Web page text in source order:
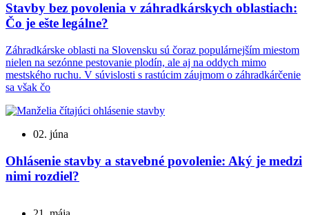
Stavby bez povolenia v záhradkárskych oblastiach:
Čo je ešte legálne?
Záhradkárske oblasti na Slovensku sú čoraz populárnejším miestom
nielen na sezónne pestovanie plodín, ale aj na oddych mimo
mestského ruchu. V súvislosti s rastúcim záujmom o záhradkárčenie
sa však čo
02. júna
Ohlásenie stavby a stavebné povolenie: Aký je medzi
nimi rozdiel?